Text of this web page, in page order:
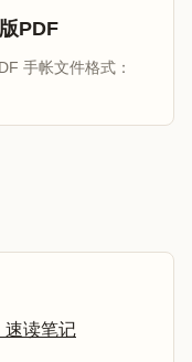
PDF
手帐文件格式：
速读笔记